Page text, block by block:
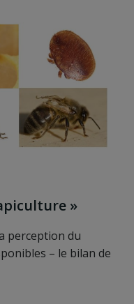
»
perception du
– le bilan de